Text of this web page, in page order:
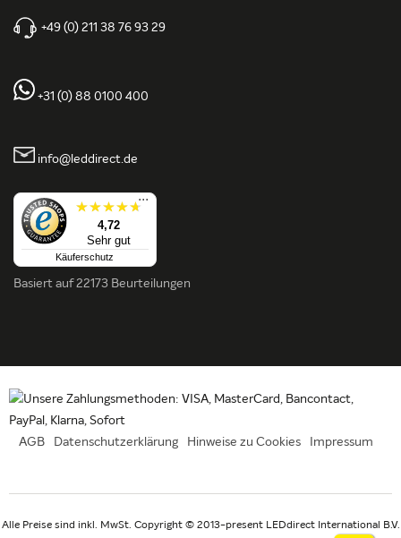
+49 (0) 211 38 76 93 29
+31 (0) 88 0100 400
info@leddirect.de
4,72
Sehr gut
...
Käuferschutz
Basiert auf22173 Beurteilungen
AGB Datenschutzerklärung Hinweise zu Cookies Impressum
Alle Preise sind inkl. MwSt. Copyright © 2013-present LEDdirect International B.V.